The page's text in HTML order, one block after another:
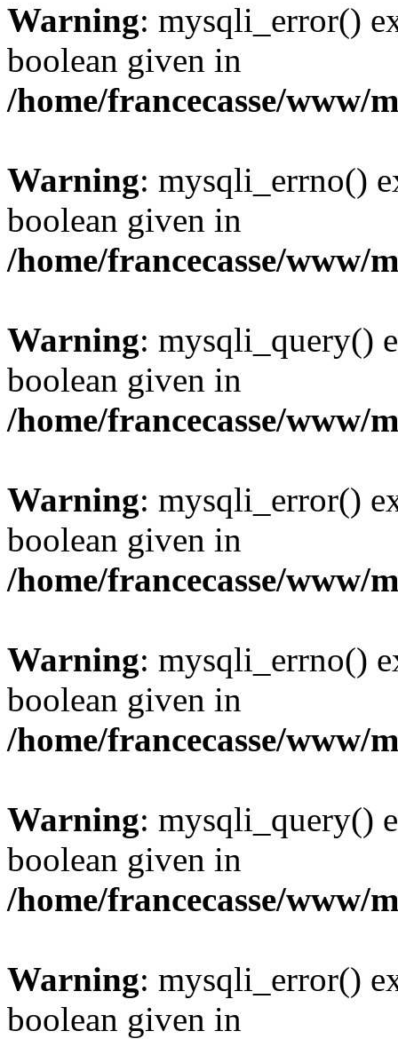
Warning: mysqli_error()
boolean given in
/home/francecasse/www/
Warning: mysqli_errno()
boolean given in
/home/francecasse/www/
Warning: mysqli_query()
boolean given in
/home/francecasse/www/
Warning: mysqli_error()
boolean given in
/home/francecasse/www/
Warning: mysqli_errno()
boolean given in
/home/francecasse/www/
Warning: mysqli_query()
boolean given in
/home/francecasse/www/
Warning: mysqli_error()
boolean given in